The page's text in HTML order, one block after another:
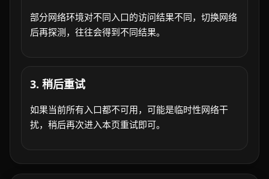
部分网络环境对不同入口的访问结果不同，切换网络
后再探测，往往会得到不同结果。
3. 稍后重试
如果当前所有入口都不可用，可能是临时性网络干
扰，稍后再次进入本页重试即可。